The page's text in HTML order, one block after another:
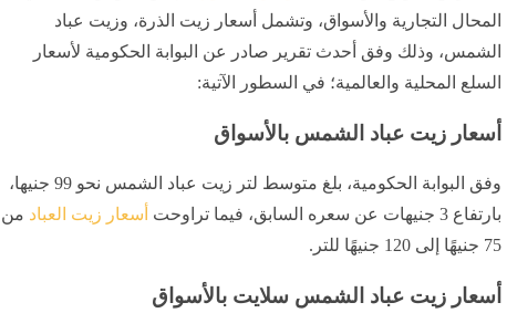
المحال التجارية والأسواق، وتشمل أسعار زيت الذرة، وزيت عباد
الشمس، وذلك وفق أحدث تقرير صادر عن البوابة الحكومية لأسعار
السلع المحلية والعالمية؛ في السطور الآتية:
أسعار زيت عباد الشمس بالأسواق
وفق البوابة الحكومية، بلغ متوسط لتر زيت عباد الشمس نحو 99 جنيها،
بارتفاع 3 جنيهات عن سعره السابق، فيما تراوحت
أسعار زيت العباد من
75 جنيهًا إلى 120 جنيهًا للتر.
أسعار زيت عباد الشمس سلايت بالأسواق